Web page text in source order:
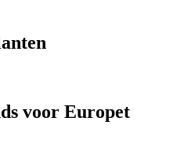
voor Europet